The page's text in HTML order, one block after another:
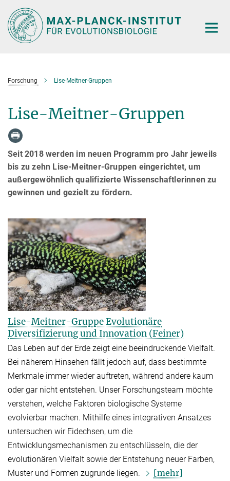
Hauptinhalt
Forschung Lise-Meitner-Gruppen
Lise-Meitner-Gruppen
Seit 2018 werden im neuen Programm pro Jahr jeweils
bis zu zehn Lise-Meitner-Gruppen eingerichtet, um
außergewöhnlich qualifizierte Wissenschaftlerinnen zu
gewinnen und gezielt zu fördern.
Lise-Meitner-Gruppe Evolutionäre
Diversifizierung und Innovation (Feiner)
Das Leben auf der Erde zeigt eine beeindruckende Vielfalt.
Bei näherem Hinsehen fällt jedoch auf, dass bestimmte
Merkmale immer wieder auftreten, während andere kaum
oder gar nicht entstehen. Unser Forschungsteam möchte
verstehen, welche Faktoren biologische Systeme
evolvierbar machen. Mithilfe eines integrativen Ansatzes
untersuchen wir Eidechsen, um die
Entwicklungsmechanismen zu entschlüsseln, die der
evolutionären Vielfalt sowie der Entstehung neuer Farben,
Muster und Formen zugrunde liegen.
[mehr]